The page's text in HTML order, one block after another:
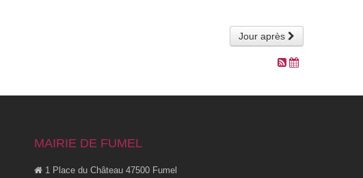
Jour après
MAIRIE DE FUMEL
1 Place du Château 47500 Fumel